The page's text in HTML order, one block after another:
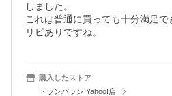
しました。
これは普通に買っても十分満足で
リピありですね。
購入したストア
トランパラン Yahoo!店